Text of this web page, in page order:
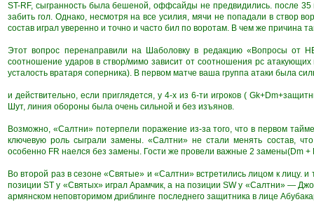
ST-RF, сыгранность была бешеной, оффсайды не предвидились. после
забить гол. Однако, несмотря на все усилия, мячи не попадали в створ
состав играл уверенно и точно и часто бил по воротам. В чем же причина
Этот вопрос перенаправили на Шаболовку в редакцию «Вопросы от
соотношение ударов в створ/мимо зависит от соотношения рс
усталость вратаря соперника). В первом матче ваша группа атаки была
и действительно, если приглядется, у 4-х из 6-ти игроков (
Шут, линия обороны была очень сильной и без изъянов.
Возможно, «Салтни» потерпели поражение из-за того, что в первом
ключевую роль сыграли замены. «Салтни» не стали менять состав,
особенно FR наелся без замены. Гости же провели важные 2 замены(Dm
Во второй раз в сезоне «Святые» и «Салтни» встретились лицом к лицу.
позиции ST у «Святых» играл Арамчик, а на позиции SW у «Салтни» —
армянском неповторимом дриблинге последнего защитника в лице